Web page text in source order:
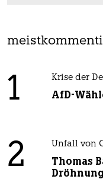
1 Krise der
AfD-
2 Unfall von
Thomas
Dröhnung